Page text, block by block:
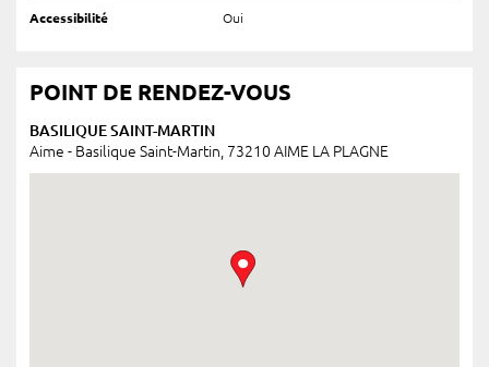
Accessibilité Oui
POINT DE RENDEZ-VOUS
BASILIQUE SAINT-MARTIN
Aime - Basilique Saint-Martin, 73210 AIME LA PLAGNE